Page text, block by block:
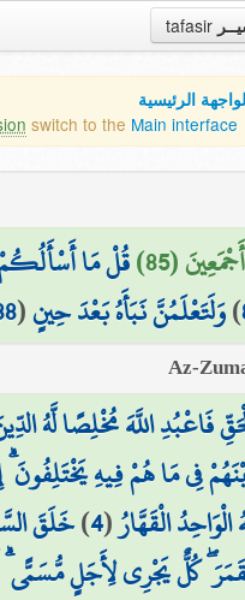
tafasir
الرئيسية
switch to the Main interface
(85) قُلْ مَا
)وَلَتَعْلَمُنَّ نَبَأَهُ بَعْدَ حِينٍ(
فَاعْبُدِ اللَّهَ مُخْلِصًا لَّهُ
فِي مَا هُمْ فِيهِ
الْقَهَّارُ(
4
)خَلَقَ
كُلٌّ يَجْرِي لِأَجَلٍ مُّسَمًّى